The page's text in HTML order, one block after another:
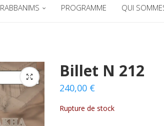
RABBANIMS PROGRAMME QUI
Billet N 212
240,00 €
Rupture de stock